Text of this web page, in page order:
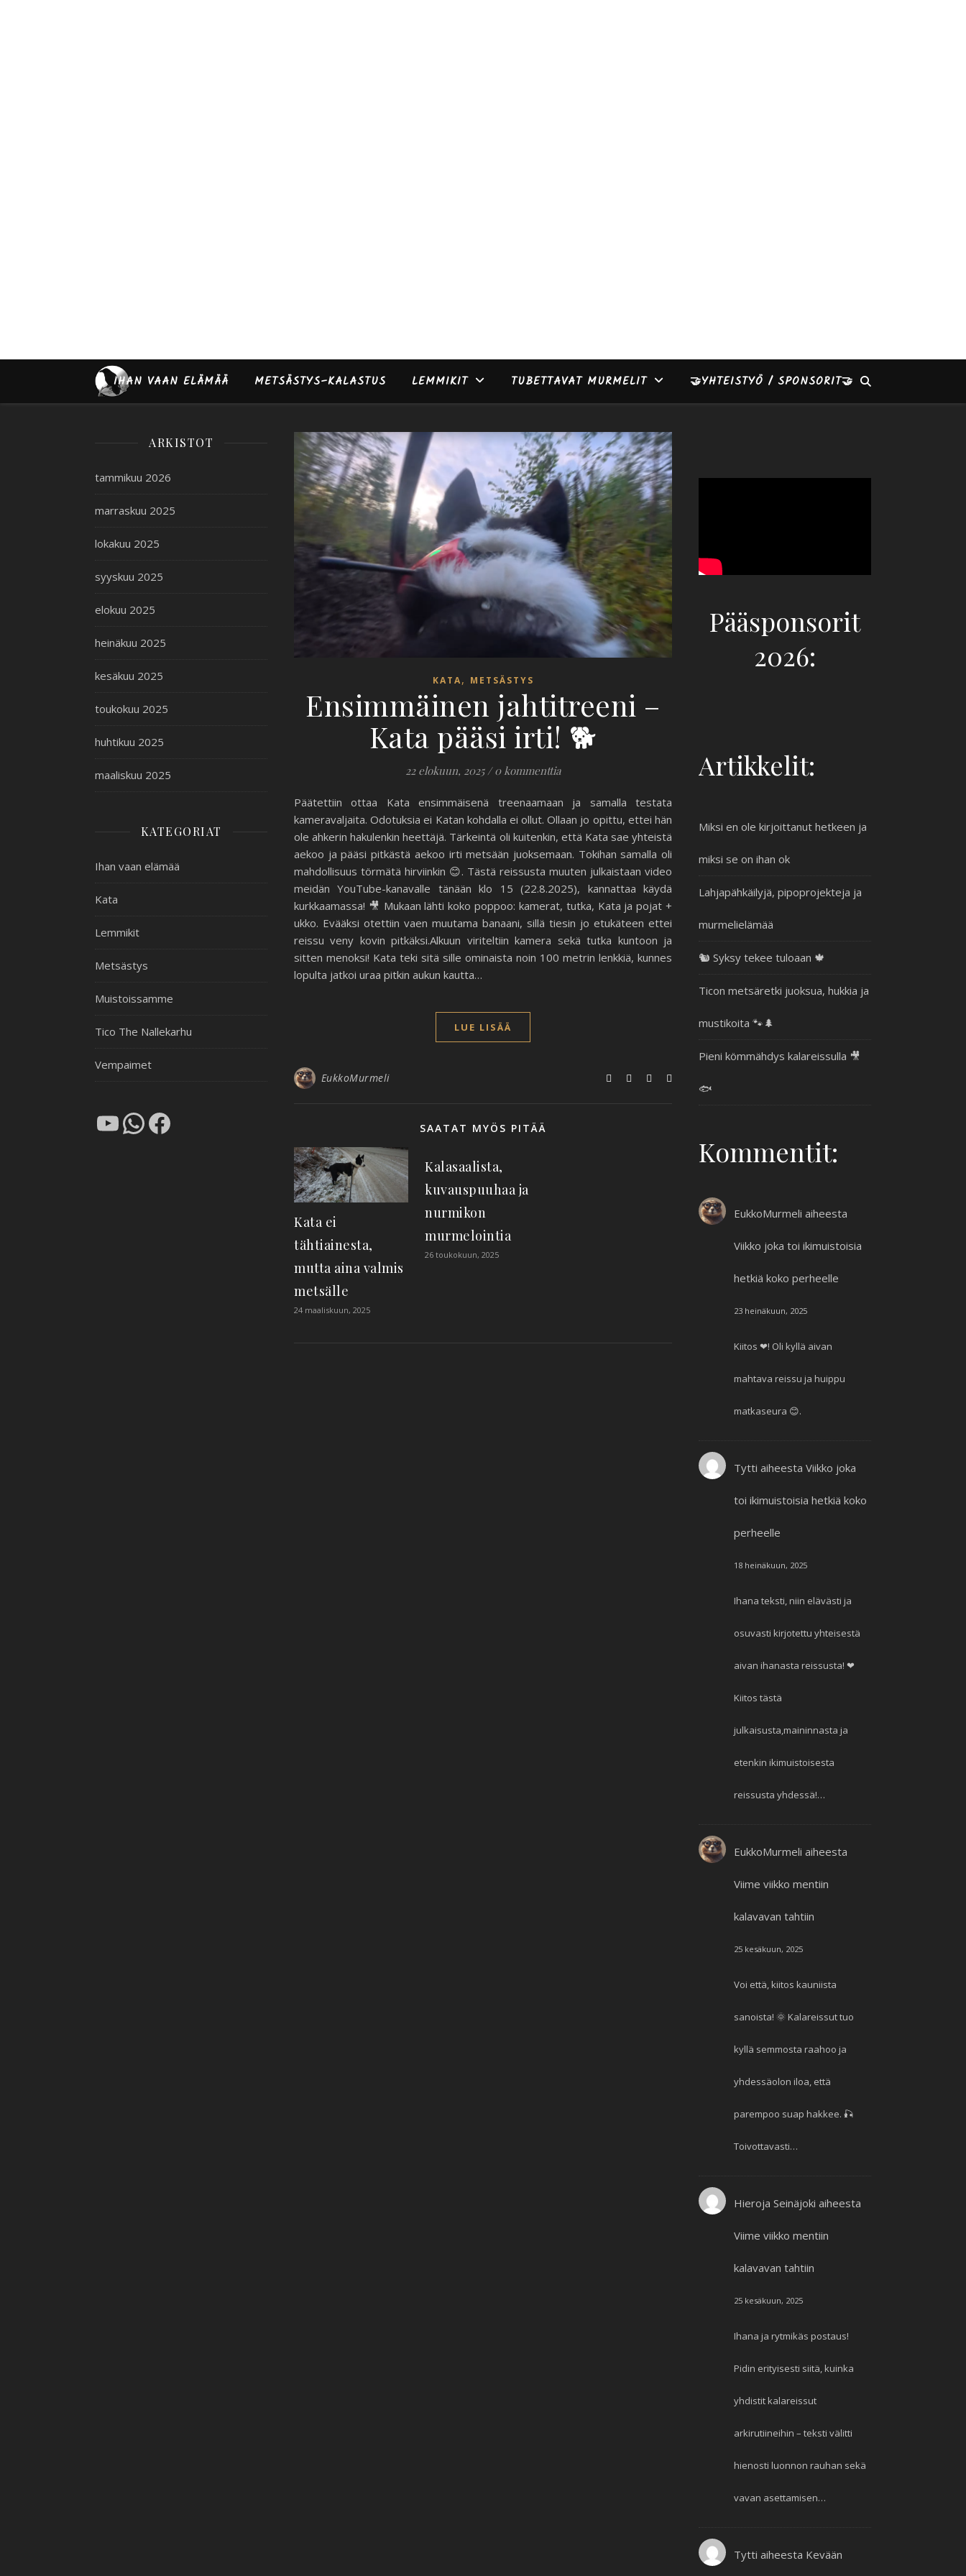
IHAN VAAN ELÄMÄÄ METSÄSTYS–KALASTUS LEMMIKIT TUBETTAVAT MURMELIT 🤝YHTEISTYÖ / SPONSORIT🤝
ARKISTOT
tammikuu 2026
marraskuu 2025
lokakuu 2025
syyskuu 2025
elokuu 2025
heinäkuu 2025
kesäkuu 2025
toukokuu 2025
huhtikuu 2025
maaliskuu 2025
KATEGORIAT
Ihan vaan elämää
Kata
Lemmikit
Metsästys
Muistoissamme
Tico The Nallekarhu
Vempaimet
YouTubeWhatsApp
Facebook
KATA, METSÄSTYS
Ensimmäinen jahtitreeni –
Kata pääsi irti! 🐕
22 elokuun, 2025 / 0 kommenttia
Päätettiin ottaa Kata ensimmäisenä treenaamaan ja samalla testata
kameravaljaita. Odotuksia ei Katan kohdalla ei ollut. Ollaan jo opittu, ettei hän
ole ahkerin hakulenkin heettäjä. Tärkeintä oli kuitenkin, että Kata sae yhteistä
aekoo ja pääsi pitkästä aekoo irti metsään juoksemaan. Tokihan samalla oli
mahdollisuus törmätä hirviinkin 😊. Tästä reissusta muuten julkaistaan video
meidän YouTube-kanavalle tänään klo 15 (22.8.2025), kannattaa käydä
kurkkaamassa! 🎥 Mukaan lähti koko poppoo: kamerat, tutka, Kata ja pojat +
ukko. Evääksi otettiin vaen muutama banaani, sillä tiesin jo etukäteen ettei
reissu veny kovin pitkäksi.Alkuun viriteltiin kamera sekä tutka kuntoon ja
sitten menoksi! Kata teki sitä sille ominaista noin 100 metrin lenkkiä, kunnes
lopulta jatkoi uraa pitkin aukun kautta…
LUE LISÄÄ
EukkoMurmeli
SAATAT MYÖS PITÄÄ
Kata ei
tähtiainesta,
mutta aina valmis
metsälle
24 maaliskuun, 2025
Kalasaalista,
kuvauspuuhaa ja
nurmikon
murmelointia
26 toukokuun, 2025
Pääsponsorit
2026:
Artikkelit:
Miksi en ole kirjoittanut hetkeen ja
miksi se on ihan ok
Lahjapähkäilyjä, pipoprojekteja ja
murmelielämää
🐿️ Syksy tekee tuloaan 🍁
Ticon metsäretki juoksua, hukkia ja
mustikoita 🐾🌲
Pieni kömmähdys kalareissulla 🎥
🐟
Kommentit:
EukkoMurmeli aiheesta
Viikko joka toi ikimuistoisia
hetkiä koko perheelle
23 heinäkuun, 2025
Kiitos ❤! Oli kyllä aivan
mahtava reissu ja huippu
matkaseura 😊.
Tytti aiheesta Viikko joka
toi ikimuistoisia hetkiä koko
perheelle
18 heinäkuun, 2025
Ihana teksti, niin elävästi ja
osuvasti kirjotettu yhteisestä
aivan ihanasta reissusta! ❤
Kiitos tästä
julkaisusta,maininnasta ja
etenkin ikimuistoisesta
reissusta yhdessä!…
EukkoMurmeli aiheesta
Viime viikko mentiin
kalavavan tahtiin
25 kesäkuun, 2025
Voi että, kiitos kauniista
sanoista! 🌞 Kalareissut tuo
kyllä semmosta raahoo ja
yhdessäolon iloa, että
parempoo suap hakkee. 🎣
Toivottavasti…
Hieroja Seinäjoki aiheesta
Viime viikko mentiin
kalavavan tahtiin
25 kesäkuun, 2025
Ihana ja rytmikäs postaus!
Pidin erityisesti siitä, kuinka
yhdistit kalareissut
arkirutiineihin – teksti välitti
hienosti luonnon rauhan sekä
vavan asettamisen…
Tytti aiheesta Kevään